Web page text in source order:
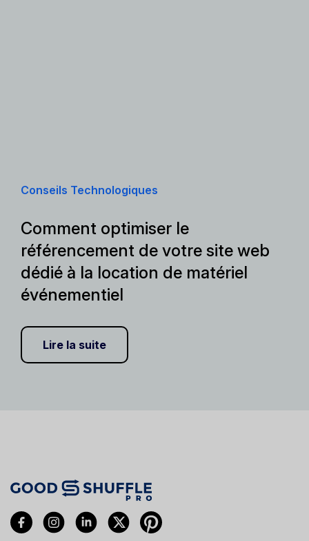
Conseils Technologiques
Comment optimiser le
référencement de votre site web
dédié à la location de matériel
événementiel
Lire la suite